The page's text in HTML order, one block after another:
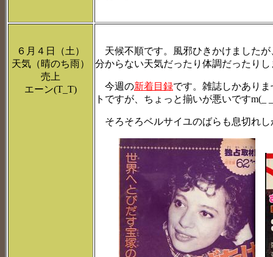
６月４日（土）
天気（晴のち雨）
売上
エーン(T_T)
天候不順です。風邪ひきかけました
分からない天気だったり体調だったりし
今週の新着目録です。雑誌しかあり
トですが、ちょっと揃いが悪いですm(_
そろそろベルサイユのばらも息切れし